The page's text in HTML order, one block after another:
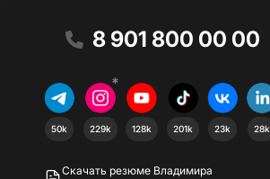
8 901 800 00 00
50k
*
229k 128k 201k 23k 28k
Скачать резюме Владимира